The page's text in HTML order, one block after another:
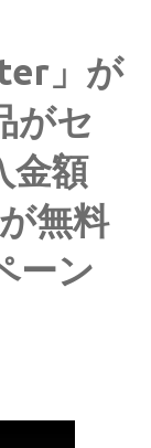
」が
がセ
金額
無料
ーン